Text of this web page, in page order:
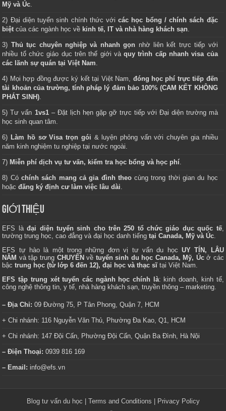
Mỹ và Úc.
2) Đại diện tuyển sinh chính thức vớicác học bổng / chính sách đặc
biệt của các ngành học về kinh tế, IT và nhà hàng khách sạn.
3) Thủ tục chuyên nghiệp và nhanh gọn nhờ liên kết trực tiếp với
nhiều tổ chức giáo dục trên thế giới vàquy trình cấp nhanh visa của
các lãnh sự quán tại Việt Nam.
4) Mọi hợp đồng được ký kết tại Việt Nam, đóng học phí trực tiếp đến
tài khoản của trường, tính pháp lý đảm bảo 100% (CAM KẾT KHÔNG
PHÁT SINH).
5) Tư vấn 1vs1– Đặt lịch hẹn gặp gỡ trực tiếp với Đại diện trường mà
học sinh quan tâm.
6) Làm hồ sơ Visa trọn gói & luyện phỏng vấn với chuyên gia nhiều
năm kinh nghiệm tu nghiệp tại nước ngoài.
7) Miễn phí dịch vụ tư vấn, kiểm tra học bổng và học phí.
8) Cóchính sách mang cả gia đình theocùng trong thời gian du học
hoặcđăng ký định cư làm việc lâu dài.
GIỚI THIỆU
EFS làđại diện tuyển sinh cho trên 250 tổ chức giáo dục quốc tế,
trường trung học, cao đẳng và đại học danh tiếng tại Canada, Mỹ và Úc.
EFS tự hào là một trong những đơn vị tư vấn du học UY TÍN, LÂU
NĂM và tập trung CHUYÊN về tuyển sinh du học Canada, Mỹ, Úcở các
bậctrung học (từ lớp 6 đến 12), đại học và thạc sĩtại Việt Nam.
EFS tập trung xét tuyển các ngành học chính là: kinh doanh, kinh tế,
công nghệ thông tin, y tế, nhà hàng khách sạn, truyền thông – marketing.
– Địa Chỉ: 09 Đường 75, P Tân Phong, Quận 7, HCM
+ Chi nhánh: 116 Nguyễn Văn Thủ, Phường Đa Kao, Q1, HCM
+ Chi nhánh: 147 Đội Cấn, Phường Đội Cấn, Quận Ba Đình, Hà Nội
– Điện Thoại: 0939 816 169
– Email: info@efs.vn
Blog tư vấn du học Terms and Conditions Privacy Policy